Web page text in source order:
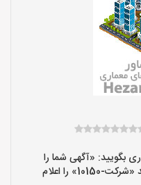
بگویید: «آگهی شما را
در سایت «هزار معمار» دیده ام و کد «شرکت-10150» را اعلام